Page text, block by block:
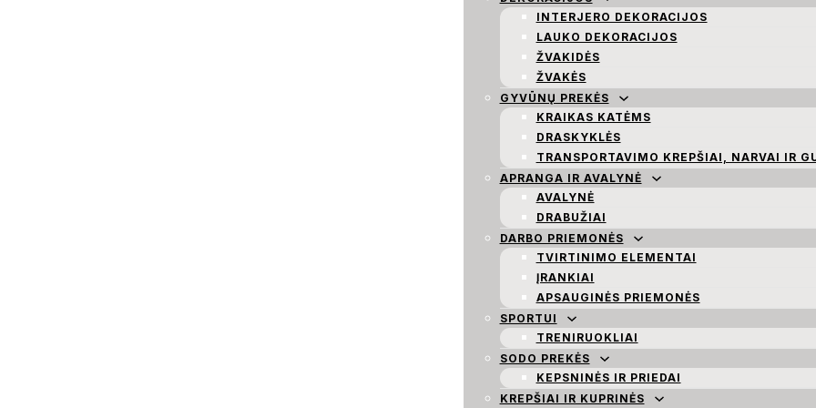
INTERJERO DEKORACIJOS
LAUKO DEKORACIJOS
ŽVAKIDĖS
ŽVAKĖS
GYVŪNŲ PREKĖS
KRAIKAS KATĖMS
DRASKYKLĖS
TRANSPORTAVIMO KREPŠIAI, NARVAI IR
APRANGA IR AVALYNĖ
AVALYNĖ
DRABUŽIAI
DARBO PRIEMONĖS
TVIRTINIMO ELEMENTAI
ĮRANKIAI
APSAUGINĖS PRIEMONĖS
SPORTUI
TRENIRUOKLIAI
SODO PREKĖS
KEPSNINĖS IR PRIEDAI
KREPŠIAI IR KUPRINĖS